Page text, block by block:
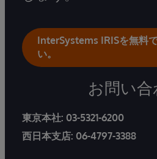
InterSystems IRISを無料
い。
お問い合
東京本社: 03-5321-6200
西日本支店: 06-4797-3388